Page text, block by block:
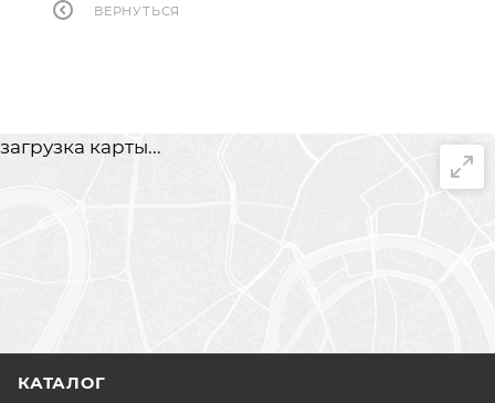
ВЕРНУТЬСЯ
загрузка карты...
КАТАЛОГ